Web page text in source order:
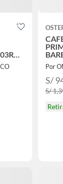
Por
S/
S/